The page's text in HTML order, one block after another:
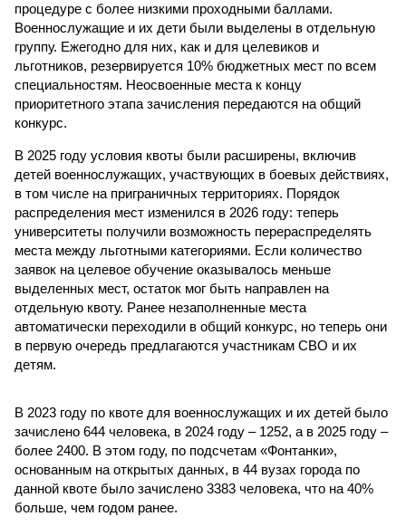
процедуре с более низкими проходными баллами.
Военнослужащие и их дети были выделены в отдельную
группу. Ежегодно для них, как и для целевиков и
льготников, резервируется 10% бюджетных мест по всем
специальностям. Неосвоенные места к концу
приоритетного этапа зачисления передаются на общий
конкурс.
В 2025 году условия квоты были расширены, включив
детей военнослужащих, участвующих в боевых действиях,
в том числе на приграничных территориях. Порядок
распределения мест изменился в 2026 году: теперь
университеты получили возможность перераспределять
места между льготными категориями. Если количество
заявок на целевое обучение оказывалось меньше
выделенных мест, остаток мог быть направлен на
отдельную квоту. Ранее незаполненные места
автоматически переходили в общий конкурс, но теперь они
в первую очередь предлагаются участникам СВО и их
детям.
В 2023 году по квоте для военнослужащих и их детей было
зачислено 644 человека, в 2024 году – 1252, а в 2025 году –
более 2400. В этом году, по подсчетам «Фонтанки»,
основанным на открытых данных, в 44 вузах города по
данной квоте было зачислено 3383 человека, что на 40%
больше, чем годом ранее.